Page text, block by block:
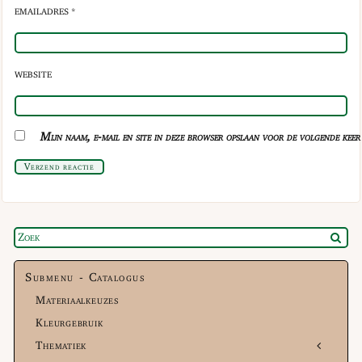
EMAILADRES *
WEBSITE
Mijn naam, e-mail en site in deze browser opslaan voor de volgende
Verzend reactie
Submenu - Catalogus
Materiaalkeuzes
Kleurgebruik
Thematiek